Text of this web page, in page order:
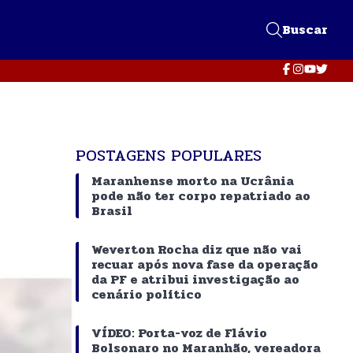
Buscar
POSTAGENS POPULARES
Maranhense morto na Ucrânia
pode não ter corpo repatriado ao
Brasil
Weverton Rocha diz que não vai
recuar após nova fase da operação
da PF e atribui investigação ao
cenário político
VÍDEO: Porta-voz de Flávio
Bolsonaro no Maranhão, vereadora